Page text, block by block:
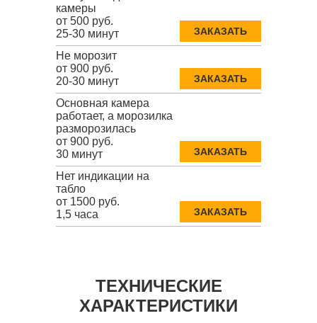
камеры
от 500 руб.
25-30 минут
ЗАКАЗАТЬ
Не морозит
от 900 руб.
20-30 минут
ЗАКАЗАТЬ
Основная камера
работает, а морозилка
разморозилась
от 900 руб.
30 минут
ЗАКАЗАТЬ
Нет индикации на
табло
от 1500 руб.
1,5 часа
ЗАКАЗАТЬ
ТЕХНИЧЕСКИЕ
ХАРАКТЕРИСТИКИ